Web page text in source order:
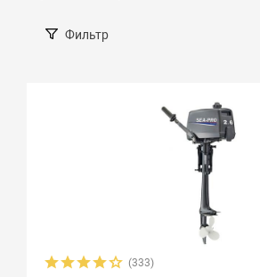
Фильтр
(333)